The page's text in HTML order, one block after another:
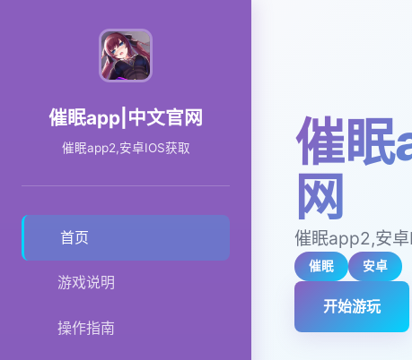
催眠app|中文官网
催眠app2,安卓IOS获取
首页
游戏说明
操作指南
催
网
催眠app2,安卓
催眠 安卓
开始游玩